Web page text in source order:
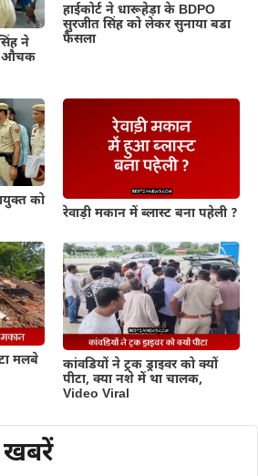
ने
औचक
हाईकोर्ट ने धारूहेड़ा के BDPO
सुरजीत सिंह को लेकर सुनाया बडा
फैसला
को
रेवाड़ी मकान में ब्लास्ट बना पहेली ?
मलबे
कांवडियों ने ट्रक ड्राइवर को क्यों
पीटा, क्या नशे में था चालक,
Video Viral
खबरें